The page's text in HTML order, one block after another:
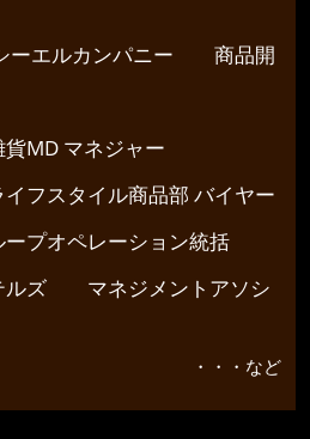
ーエルカンパニー 商品開
MD マネジャー
スタイル商品部 バイヤー
オペレーション統括
ルズ マネジメントアソシ
・・・など